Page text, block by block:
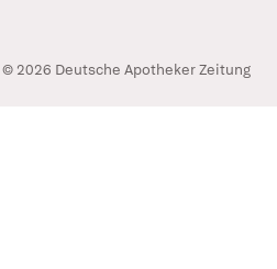
© 2026 Deutsche Apotheker Zeitung